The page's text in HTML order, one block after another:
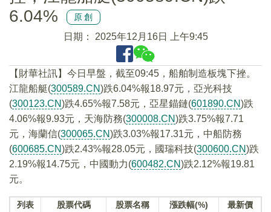
6.04%
原創
日期： 2025年12月16日 上午9:45
【財華社訊】今日早盤，截至09:45，船舶制造板塊下挫。
江龍船艇(300589.CN)跌6.04%報18.97元，亞光科技
(300123.CN)跌4.65%報7.58元，亞星錨鏈(601890.CN)跌
4.06%報9.93元，天海防務(300008.CN)跌3.75%報7.71
元，海蘭信(300065.CN)跌3.03%報17.31元，中船防務
(600685.CN)跌2.43%報28.05元，國瑞科技(300600.CN)跌
2.19%報14.75元，中國動力(600482.CN)跌2.12%報19.81
元。
列表 股票代碼 股票名稱 漲跌幅(%)
最新價